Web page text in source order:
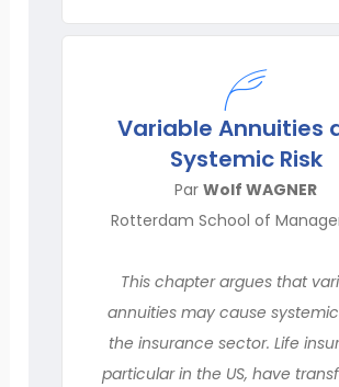
Variable Annuities
Systemic Risk
Par Wolf WAGNER
Rotterdam School of
This chapter argues that
annuities may cause
the insurance sector. Life
particular in the US, have